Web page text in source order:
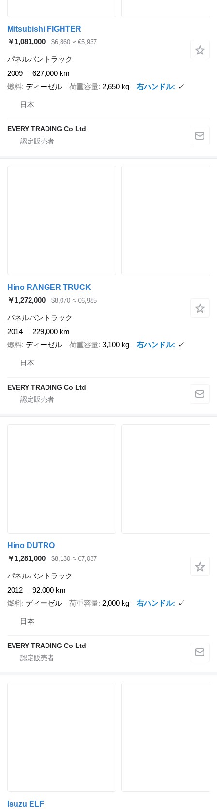
Mitsubishi FIGHTER
￥1,081,000
$6,860 ≈ €5,937
パネルバントラック
2009
627,000 km
燃料 ディーゼル 荷重容量 2,650 kg 右ハンドル ✓
日本
EVERY TRADING Co Ltd
Hino RANGER TRUCK
￥1,272,000
$8,070 ≈ €6,985
パネルバントラック
2014
229,000 km
燃料 ディーゼル 荷重容量 3,100 kg 右ハンドル ✓
日本
EVERY TRADING Co Ltd
Hino DUTRO
￥1,281,000
$8,130 ≈ €7,037
パネルバントラック
2012
92,000 km
燃料 ディーゼル 荷重容量 2,000 kg 右ハンドル ✓
日本
EVERY TRADING Co Ltd
Isuzu ELF